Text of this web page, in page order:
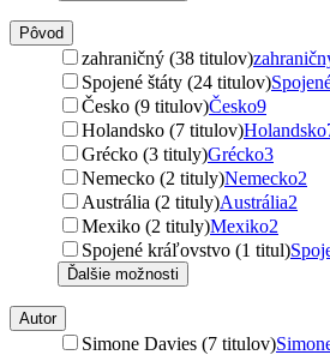
Pôvod
zahraničný (38 titulov)
Spojené štáty (24 titulov)
Česko (9 titulov)Česko9
Holandsko (7 titulov)Holandsko
Grécko (3 tituly)Grécko3
Nemecko (2 tituly)Nemecko2
Austrália (2 tituly)Austrália2
Mexiko (2 tituly)Mexiko2
Spojené kráľovstvo (1 titul)
Ďalšie možnosti
Autor
Simone Davies (7 titulov)